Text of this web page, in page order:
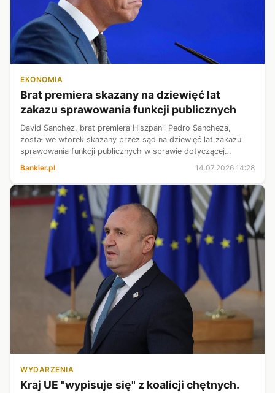
EKONOMIA
Brat premiera skazany na dziewięć lat
zakazu sprawowania funkcji publicznych
David Sanchez, brat premiera Hiszpanii Pedro Sancheza,
został we wtorek skazany przez sąd na dziewięć lat zakazu
sprawowania funkcji publicznych w sprawie dotyczącej
EFE. Od wyroku przysługuj...
Bankier.pl 14.07.2026 14:28
WYDARZENIA
Kraj UE "wypisuje się" z koalicji chętnych.